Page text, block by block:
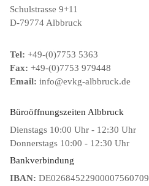
Schulstrasse 9+11
D-79774 Albbruck
Tel: +49-(0)7753 5363
Fax: +49-(0)7753 979448
Email: info@evkg-albbruck.de
Büroöffnungszeiten Albbruck
Dienstags 10:00 Uhr - 12:30 Uhr
Donnerstags 10:00 - 12:30 Uhr
Bankverbindung
IBAN: DE02684522900007560709